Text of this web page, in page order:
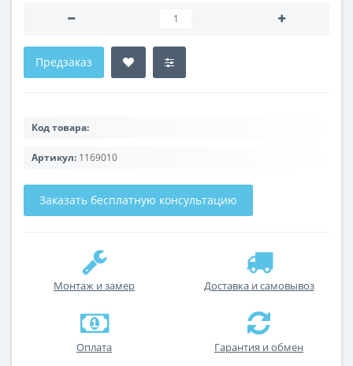
Предзаказ
Код товара:
Артикул: 1169010
Заказать бесплатную консультацию
Монтаж и замер Доставка и самовывоз
Оплата Гарантия и обмен